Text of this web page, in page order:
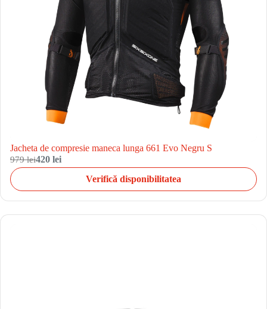
Jacheta de compresie maneca lunga 661 Evo Negru S
979 lei420 lei
Verifică disponibilitatea